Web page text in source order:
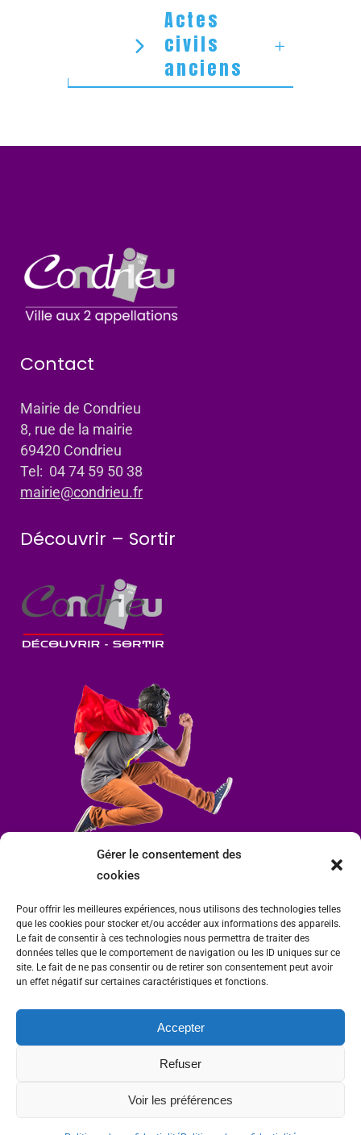
Gérer le consentement des
cookies
Pour offrir les meilleures expériences, nous utilisons des technologies telles
que les cookies pour stocker et/ou accéder aux informations des appareils.
Le fait de consentir à ces technologies nous permettra de traiter des
données telles que le comportement de navigation ou les ID uniques sur ce
site. Le fait de ne pas consentir ou de retirer son consentement peut avoir
un effet négatif sur certaines caractéristiques et fonctions.
Accepter
Refuser
Voir les préférences
Actes
civils
anciens
Contact
Mairie de Condrieu
8, rue de la mairie
69420 Condrieu
Tel: 04 74 59 50 38
mairie@condrieu.fr
Découvrir – Sortir
Mairie de Condrieu | Copyright © 2023 |Mentions légales
Thierry Caizes Freelance| Photos parOmbre et Matière - Photographe